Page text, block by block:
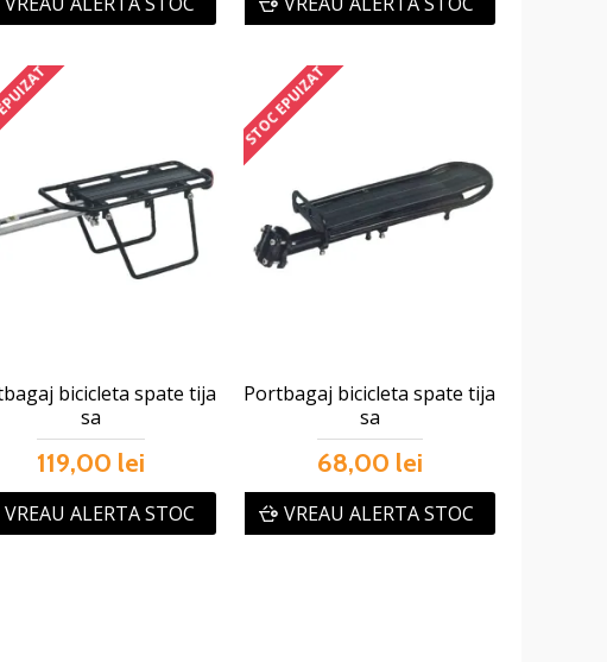
bicicleta spate tija
sa
119,00 lei
VREAU ALERTA STOC
STOC EPUIZAT
Portbagaj bicicleta spate tija
sa
68,00 lei
VREAU ALERTA STOC